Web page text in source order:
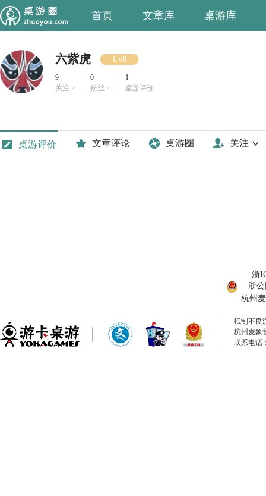
首页 文章库 桌游库
六紫虎 Lv8
9
关注 >
0
粉丝 >
1
桌游评价
桌游评价 文章评论 桌游圈 关注
浙
浙公
杭州
抵制不良
杭州麦象
联系电话